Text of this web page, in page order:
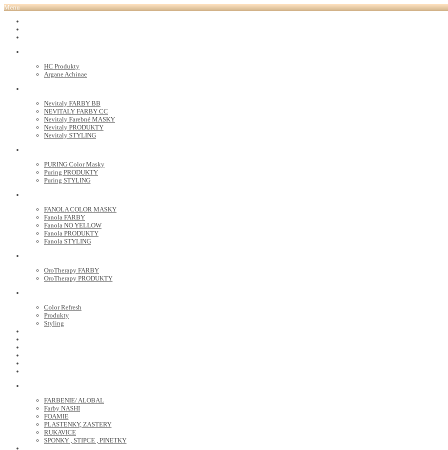
Menu
HC Produkty
Argane Achinae
Nevitaly FARBY BB
NEVITALY FARBY CC
Nevitaly Farebné MASKY
Nevitaly PRODUKTY
Nevitaly STYLING
PURING Color Masky
Puring PRODUKTY
Puring STYLING
FANOLA COLOR MASKY
Fanola FARBY
Fanola NO YELLOW
Fanola PRODUKTY
Fanola STYLING
OroTherapy FARBY
OroTherapy PRODUKTY
Color Refresh
Produkty
Styling
FARBENIE/ ALOBAL
Farby NASHI
FOAMIE
PLASTENKY, ZASTERY
RUKAVICE
SPONKY , STIPCE , PINETKY